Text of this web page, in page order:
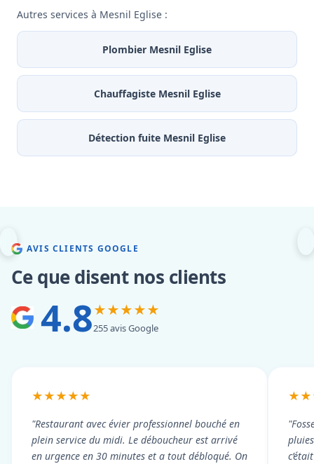
Autres services à Mesnil Eglise :
Plombier Mesnil Eglise
Chauffagiste Mesnil Eglise
Détection fuite Mesnil Eglise
AVIS CLIENTS GOOGLE
Ce que disent nos clients
4.8★★★★★
255 avis Google
★★★★★
"Restaurant avec évier professionnel bouché en
plein service du midi. Le déboucheur est arrivé
en urgence en 30 minutes et a tout débloqué. On